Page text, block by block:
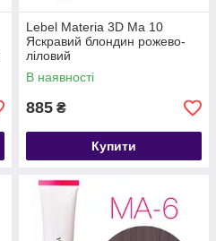
Lebel Materia 3D Ma 10
Яскравий блондин рожево-
ліловий
В наявності
885 ₴
Купити